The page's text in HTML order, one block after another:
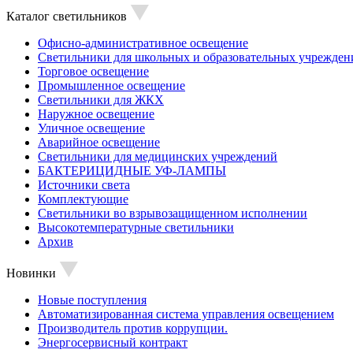
Каталог светильников
Офисно-административное освещение
Светильники для школьных и образовательных
Торговое освещение
Промышленное освещение
Светильники для ЖКХ
Наружное освещение
Уличное освещение
Аварийное освещение
Светильники для медицинских учреждений
БАКТЕРИЦИДНЫЕ УФ-ЛАМПЫ
Источники света
Комплектующие
Светильники во взрывозащищенном исполнении
Высокотемпературные светильники
Архив
Новинки
Новые поступления
Автоматизированная система управления освещением
Производитель против коррупции.
Энергосервисный контракт